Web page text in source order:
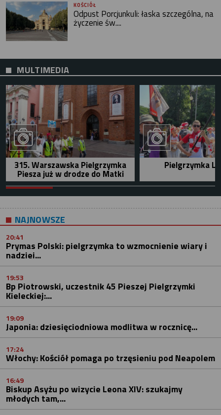
KOŚCIÓŁ
Odpust Porcjunkuli: łaska szczególna, na
życzenie św....
MULTIMEDIA
315. Warszawska Pielgrzymka
Piesza już w drodze do Matki
Pielgrzymka
NAJNOWSZE
20:41
Prymas Polski: pielgrzymka to wzmocnienie wiary i
nadziei...
19:53
Bp Piotrowski, uczestnik 45 Pieszej Pielgrzymki
Kieleckiej:...
19:09
Japonia: dziesięciodniowa modlitwa w rocznicę...
17:24
Włochy: Kościół pomaga po trzęsieniu pod Neapolem
16:49
Biskup Asyżu po wizycie Leona XIV: szukajmy
młodych tam,...